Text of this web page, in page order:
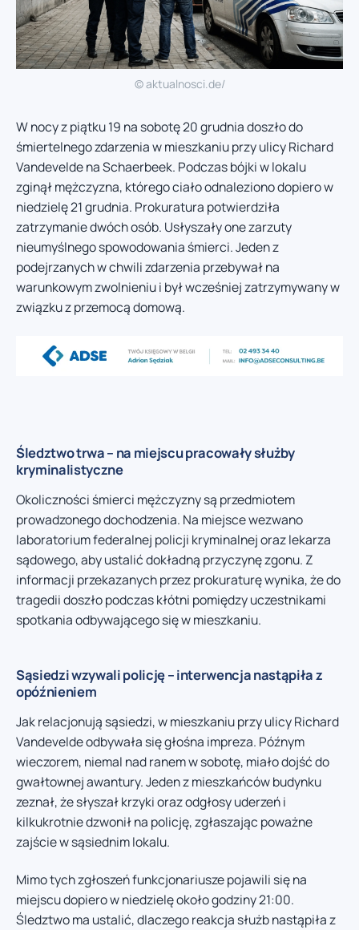
© aktualnosci.de/
W nocy z piątku 19 na sobotę 20 grudnia doszło do
śmiertelnego zdarzenia w mieszkaniu przy ulicy Richard
Vandevelde na Schaerbeek. Podczas bójki w lokalu
zginął mężczyzna, którego ciało odnaleziono dopiero w
niedzielę 21 grudnia. Prokuratura potwierdziła
zatrzymanie dwóch osób. Usłyszały one zarzuty
nieumyślnego spowodowania śmierci. Jeden z
podejrzanych w chwili zdarzenia przebywał na
warunkowym zwolnieniu i był wcześniej zatrzymywany w
związku z przemocą domową.
Śledztwo trwa – na miejscu pracowały służby
kryminalistyczne
Okoliczności śmierci mężczyzny są przedmiotem
prowadzonego dochodzenia. Na miejsce wezwano
laboratorium federalnej policji kryminalnej oraz lekarza
sądowego, aby ustalić dokładną przyczynę zgonu. Z
informacji przekazanych przez prokuraturę wynika, że do
tragedii doszło podczas kłótni pomiędzy uczestnikami
spotkania odbywającego się w mieszkaniu.
Sąsiedzi wzywali policję – interwencja nastąpiła z
opóźnieniem
Jak relacjonują sąsiedzi, w mieszkaniu przy ulicy Richard
Vandevelde odbywała się głośna impreza. Późnym
wieczorem, niemal nad ranem w sobotę, miało dojść do
gwałtownej awantury. Jeden z mieszkańców budynku
zeznał, że słyszał krzyki oraz odgłosy uderzeń i
kilkukrotnie dzwonił na policję, zgłaszając poważne
zajście w sąsiednim lokalu.
Mimo tych zgłoszeń funkcjonariusze pojawili się na
miejscu dopiero w niedzielę około godziny 21:00.
Śledztwo ma ustalić, dlaczego reakcja służb nastąpiła z